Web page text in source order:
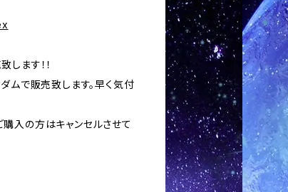
ます！！
で販売致します。早く気付
入の方はキャンセルさせて